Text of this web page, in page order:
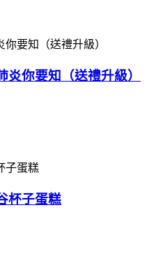
炎你要知（送禮升級）
杯子蛋糕